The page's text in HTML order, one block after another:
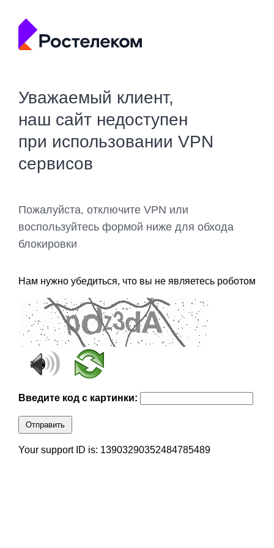
Уважаемый клиент,
наш сайт недоступен
при использовании VPN
сервисов
Пожалуйста, отключите VPN или
воспользуйтесь формой ниже для обхода
блокировки
Нам нужно убедиться, что вы не являетесь роботом
Введите код с картинки:
Отправить
Your support ID is: 13903290352484785489